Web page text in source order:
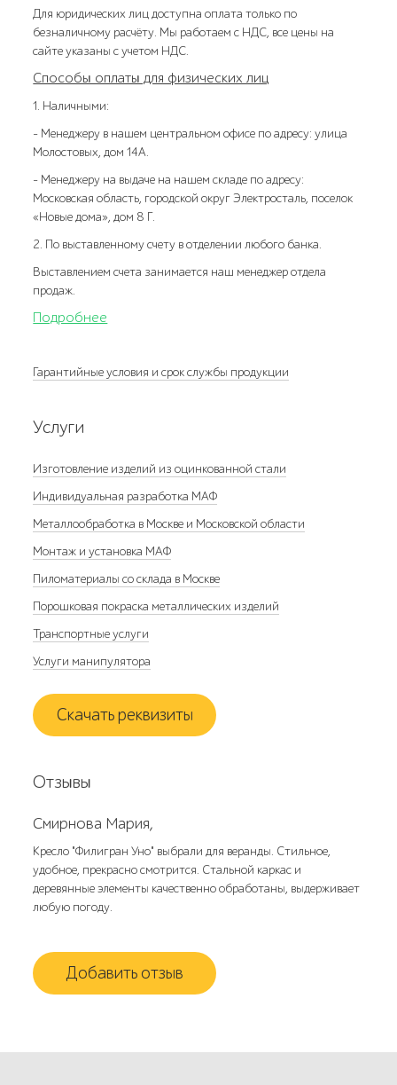
Для юридических лиц доступна оплата только по
безналичному расчёту. Мы работаем с НДС, все цены на
сайте указаны с учетом НДС.
Способы оплаты для физических лиц
1. Наличными:
- Менеджеру в нашем центральном офисе по адресу: улица
Молостовых, дом 14А.
- Менеджеру на выдаче на нашем складе по адресу:
Московская область, городской округ Электросталь, поселок
«Новые дома», дом 8 Г.
2. По выставленному счету в отделении любого банка.
Выставлением счета занимается наш менеджер отдела
продаж.
Подробнее
Гарантийные условия и срок службы продукции
Услуги
Изготовление изделий из оцинкованной стали
Индивидуальная разработка МАФ
Металлообработка в Москве и Московской области
Монтаж и установка МАФ
Пиломатериалы со склада в Москве
Порошковая покраска металлических изделий
Транспортные услуги
Услуги манипулятора
Скачать реквизиты
Отзывы
Смирнова Мария,
Кресло "Филигран Уно" выбрали для веранды. Стильное,
удобное, прекрасно смотрится. Стальной каркас и
деревянные элементы качественно обработаны, выдерживает
любую погоду.
Добавить отзыв